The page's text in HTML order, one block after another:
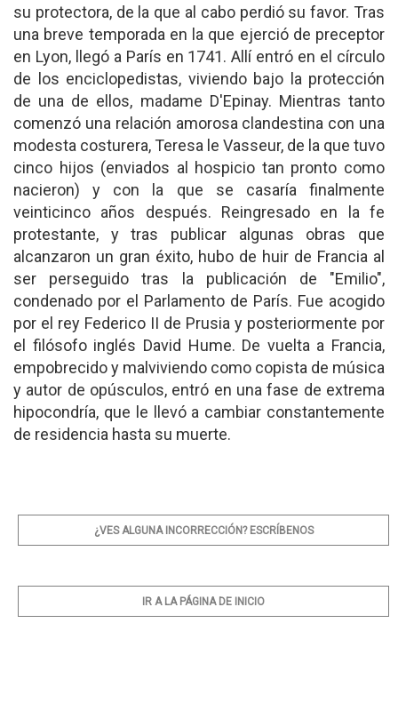
su protectora, de la que al cabo perdió su favor. Tras
una breve temporada en la que ejerció de preceptor
en Lyon, llegó a París en 1741. Allí entró en el círculo
de los enciclopedistas, viviendo bajo la protección
de una de ellos, madame D'Epinay. Mientras tanto
comenzó una relación amorosa clandestina con una
modesta costurera, Teresa le Vasseur, de la que tuvo
cinco hijos (enviados al hospicio tan pronto como
nacieron) y con la que se casaría finalmente
veinticinco años después. Reingresado en la fe
protestante, y tras publicar algunas obras que
alcanzaron un gran éxito, hubo de huir de Francia al
ser perseguido tras la publicación de "Emilio",
condenado por el Parlamento de París. Fue acogido
por el rey Federico II de Prusia y posteriormente por
el filósofo inglés David Hume. De vuelta a Francia,
empobrecido y malviviendo como copista de música
y autor de opúsculos, entró en una fase de extrema
hipocondría, que le llevó a cambiar constantemente
de residencia hasta su muerte.
¿VES ALGUNA INCORRECCIÓN? ESCRÍBENOS
IR A LA PÁGINA DE INICIO